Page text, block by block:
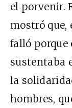
el porvenir.
mostró que,
falló porque
sustentaba
la
hombres,